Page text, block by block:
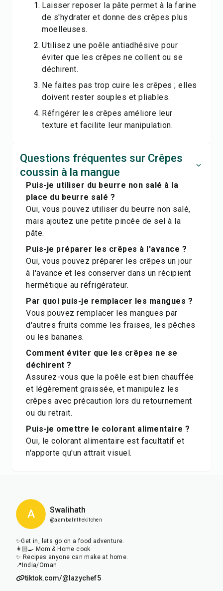
Laisser reposer la pâte permet à la farine
de s'hydrater et donne des crêpes plus
moelleuses.
Utilisez une poêle antiadhésive pour
éviter que les crêpes ne collent ou se
déchirent.
Ne faites pas trop cuire les crêpes ; elles
doivent rester souples et pliables.
Réfrigérer les crêpes améliore leur
texture et facilite leur manipulation.
Questions fréquentes sur Crêpes
coussin à la mangue
Puis-je utiliser du beurre non salé à la
place du beurre salé ?
Oui, vous pouvez utiliser du beurre non salé,
mais ajoutez une petite pincée de sel à la
pâte.
Puis-je préparer les crêpes à l'avance ?
Oui, vous pouvez préparer les crêpes un jour
à l'avance et les conserver dans un récipient
hermétique au réfrigérateur.
Par quoi puis-je remplacer les mangues ?
Vous pouvez remplacer les mangues par
d'autres fruits comme les fraises, les pêches
ou les bananes.
Comment éviter que les crêpes ne se
déchirent ?
Assurez-vous que la poêle est bien chauffée
et légèrement graissée, et manipulez les
crêpes avec précaution lors du retournement
ou du retrait.
Puis-je omettre le colorant alimentaire ?
Oui, le colorant alimentaire est facultatif et
n'apporte qu'un attrait visuel.
A Swalihath
@aambalnthekitchen
✨Get in, lets go on a food adventure.
👩🏻‍🍳 Mom & Home cook
✨ Recipes anyone can make at home.
📍India/Oman
tiktok.com/@lazychef5